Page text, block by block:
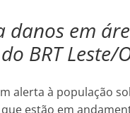
em
BRT Leste/
alerta à população
estão em